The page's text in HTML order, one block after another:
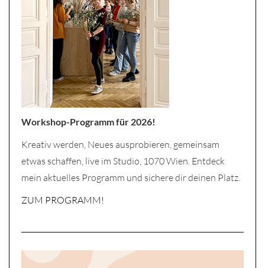
Workshop-Programm für 2026!
Kreativ werden, Neues ausprobieren, gemeinsam
etwas schaffen, live im Studio, 1070 Wien. Entdeck
mein aktuelles Programm und sichere dir deinen Platz.
ZUM PROGRAMM!